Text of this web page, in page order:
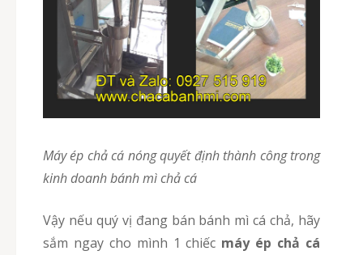
Máy ép chả cá nóng quyết định thành công trong
kinh doanh bánh mì chả cá
Vậy nếu quý vị đang bán bánh mì cá chả, hãy
sắm ngay cho mình 1 chiếc máy ép chả cá